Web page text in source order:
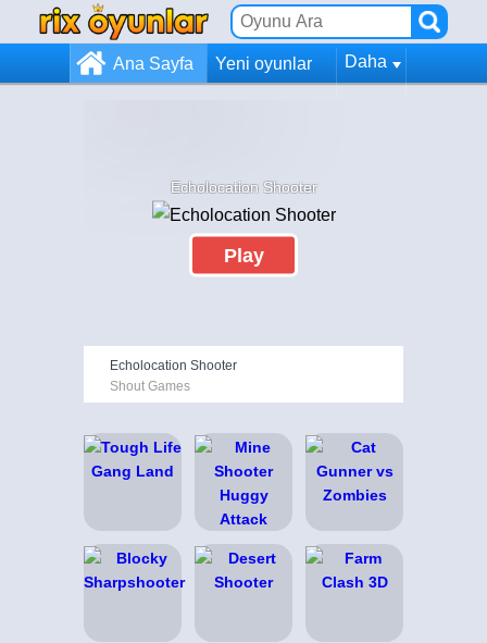
Ana Sayfa Yeni oyunlar Daha
Echolocation Shooter
Play
Echolocation Shooter
Shout Games